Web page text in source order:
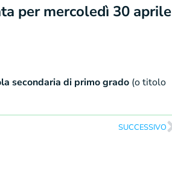
per mercoledì 30 aprile
secondaria di primo grado (o titolo
SUCCESSIVO